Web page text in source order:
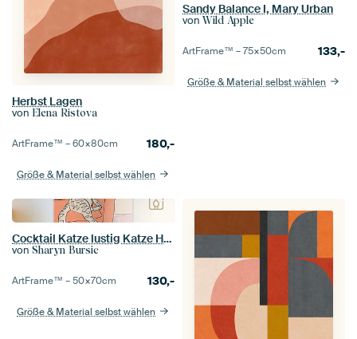
Herbst Lagen
von Elena Ristova
ArtFrame™ –60×80cm 180,-
Größe & Material selbst wählen
Sandy Balance I, Mary Urban
von Wild Apple
ArtFrame™ –75×50cm 133,-
Größe & Material selbst wählen
Cocktail Katze lustig Katze Humor lustig trinken Katze
von Sharyn Bursic
ArtFrame™ –50×70cm 130,-
Größe & Material selbst wählen